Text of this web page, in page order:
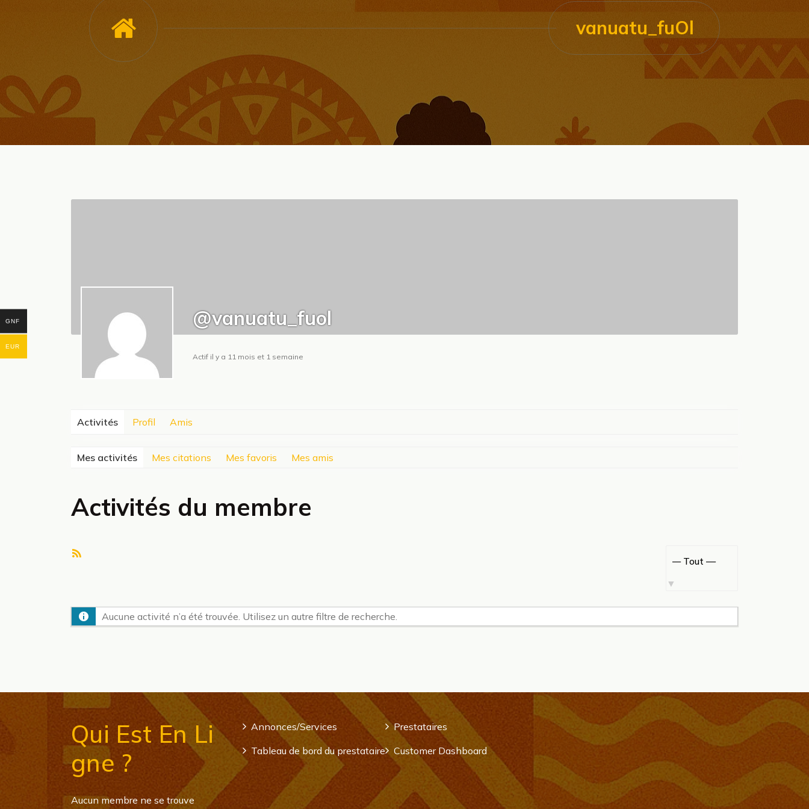
vanuatu_fuOl
@vanuatu_fuol
Actif il y a 11 mois et 1 semaine
Activités Profil Amis
Mes activités Mes citations Mes favoris Mes amis
Activités du membre
par
Aucune activité n’a été trouvée. Utilisez un autre filtre de recherche.
Qui Est En Li
Gne ?
Aucun membre ne se trouve
Annonces/Services
Prestataires
Tableau de bord du prestataire
Customer Dashboard
GNF
EUR